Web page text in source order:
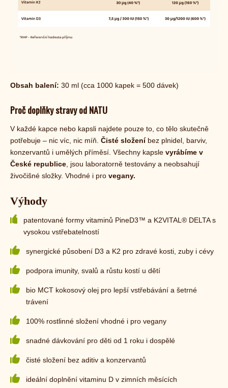
Obsah balení: 30 ml (cca 1000 kapek = 500 dávek)
Proč doplňky stravy od NATU
V každé kapce nebo kapsli najdete pouze to, co tělo skutečně
potřebuje – nic víc, nic míň. Čisté složeníbez plnidel, barviv,
konzervantů i umělých příměsí. Všechny kapsle vyrábíme v
České republice, jsou laboratorně testovány a neobsahují
živočišné složky. Vhodné i pro vegany.
Výhody
patentované formy vitaminů PineD3™ a K2VITAL® DELTA s
vysokou vstřebatelností
synergické působení D3 a K2 pro zdravé kosti, zuby i cévy
podpora imunity, svalů a růstu kostí u dětí
bio MCT kokosový olej pro lepší vstřebávání a šetrné
trávení
100% rostlinné složení vhodné i pro vegany
snadné dávkování pro děti od 1 roku i dospělé
čisté složení bez aditiv a konzervantů
ideální doplnění vitaminu D v zimních měsících